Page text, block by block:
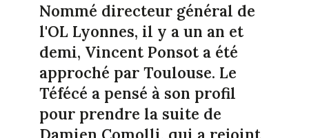
Nommé directeur général de
l'OL Lyonnes, il y a un an et
demi, Vincent Ponsot a été
approché par Toulouse. Le
Téfécé a pensé à son profil
pour prendre la suite de